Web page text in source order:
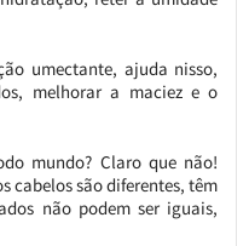
umectante, ajuda nisso,
melhorar a maciez e o
mundo? Claro que não!
cabelos são diferentes, têm
não podem ser iguais,